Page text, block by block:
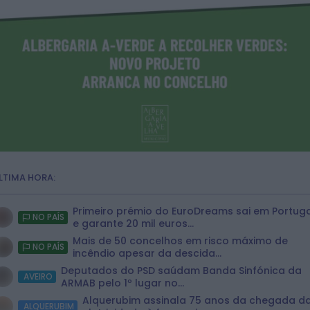
HORA:
NO PAÍS
Primeiro prémio do EuroDreams sai em
e garante 20 mil euros...
NO PAÍS
Mais de 50 concelhos em risco máximo de
incêndio apesar da descida...
AVEIRO
Deputados do PSD saúdam Banda Sinfónica da
ARMAB pelo 1º lugar no...
ALQUERUBIM
Alquerubim assinala 75 anos da chegada